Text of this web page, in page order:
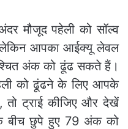
मौजूद पहेली को सॉल्व
लेकिन आपका आईक्यू लेवल
अंक को ढूंढ सकते हैं।
को ढूंढने के लिए आपके
ट्राई कीजिए और देखें
छुपे हुए 79 अंक को